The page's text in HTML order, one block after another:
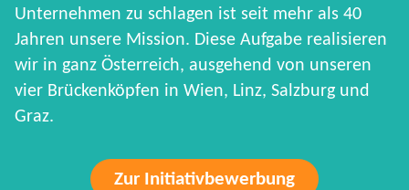
Unternehmen zu schlagen ist seit mehr als 40
Jahren unsere Mission. Diese Aufgabe realisieren
wir in ganz Österreich, ausgehend von unseren
vier Brückenköpfen in Wien, Linz, Salzburg und
Graz.
Zur Initiativbewerbung